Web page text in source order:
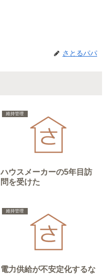
さとるパパ
維持管理
ハウスメーカーの5年目訪
問を受けた
維持管理
電力供給が不安定化するな